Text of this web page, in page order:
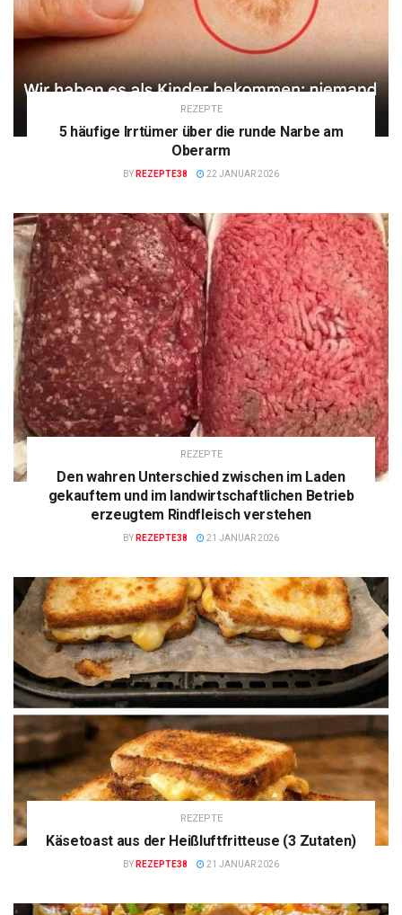
REZEPTE
5 häufige Irrtümer über die runde Narbe am
Oberarm
BY REZEPTE38 22 JANUAR 2026
REZEPTE
Den wahren Unterschied zwischen im Laden
gekauftem und im landwirtschaftlichen Betrieb
erzeugtem Rindfleisch verstehen
BY REZEPTE38 21 JANUAR 2026
REZEPTE
Käsetoast aus der Heißluftfritteuse (3 Zutaten)
BY REZEPTE38 21 JANUAR 2026